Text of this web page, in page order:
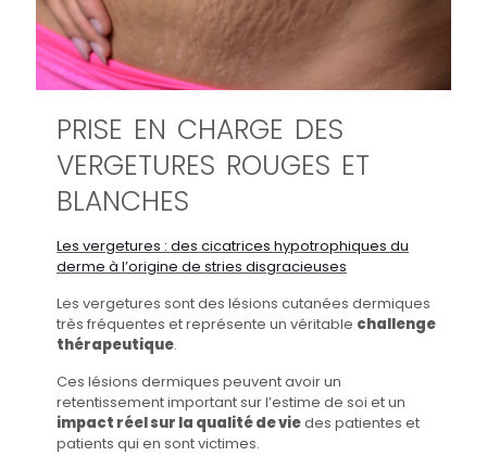
PRISE EN CHARGE DES
VERGETURES ROUGES ET
BLANCHES
Les vergetures : des cicatrices hypotrophiques du
derme à l’origine de stries disgracieuses
Les vergetures sont des lésions cutanées dermiques
très fréquentes et représente un véritable challenge
thérapeutique.
Ces lésions dermiques peuvent avoir un
retentissement important sur l’estime de soi et un
impact réel sur la qualité de viedes patientes et
patients qui en sont victimes.